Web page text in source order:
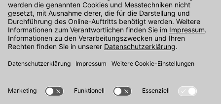
Unser Onlineshop Team ist montags bis freitags von 08:00 - 17:00
Uhr unter der Telefonnummer07071 / 151-151für Sie erreichbar.
Alternativ können Sie unser Kontaktformular nutzen.
Den Kontakt direkt in unsere Niederlassungen finden Sie